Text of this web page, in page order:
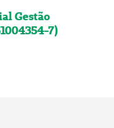
Gestão
7)